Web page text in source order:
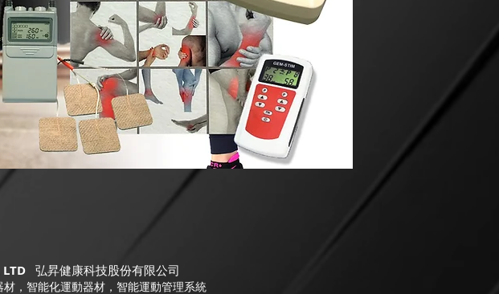
弘昇健康科技股份有限公司
，智能化運動器材，智能運動管理系統